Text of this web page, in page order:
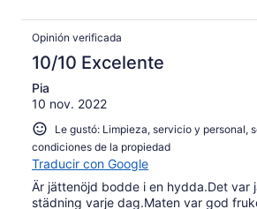
Opinión verificada
10/10 Excelente
Pia
10 nov. 2022
Le gustó: Limpieza, servicio y personal,
condiciones de la propiedad
Traducir con Google
Är jättenöjd bodde i en hydda.Det var
städning varje dag.Maten var god